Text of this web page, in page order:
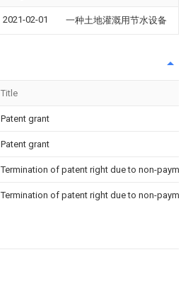
2021-02-01 一种土地灌溉用节水设备
Title
Patent grant
Patent grant
Termination of patent right due to non-
Termination of patent right due to non-